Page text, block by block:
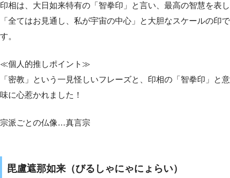
印相は、大日如来特有の「智拳印」と言い、最高の智慧を表し
「全てはお見通し、私が宇宙の中心」と大胆なスケールの印で
す。
≪個人的推しポイント≫
「密教」という一見怪しいフレーズと、印相の「智拳印」と意
味に心惹かれました！
宗派ごとの仏像…真言宗
毘盧遮那如来（びるしゃにゃにょらい）